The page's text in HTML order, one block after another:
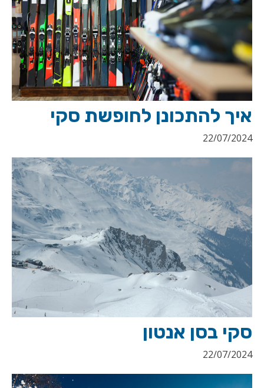
איך להתכונן לחופשת סקי
22/07/2024
סקי בסן אנטון
22/07/2024